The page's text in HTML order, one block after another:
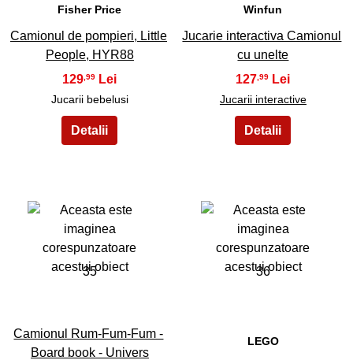
Fisher Price
Camionul de pompieri, Little
People, HYR88
129,99
Jucarii bebelusi
Winfun
Jucarie interactiva Camionul
cu unelte
127,99
Jucarii interactive
35
Camionul Rum-Fum-Fum -
Board book - Univers
36
LEGO